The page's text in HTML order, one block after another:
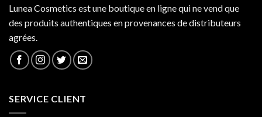
Lunea Cosmetics est une boutique en ligne qui ne vend que
des produits authentiques en provenances de distributeurs
agrées.
SERVICE CLIENT